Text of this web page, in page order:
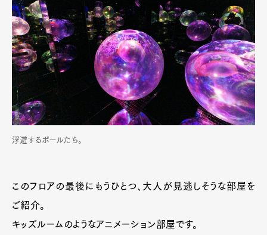
浮遊するボールたち。
このフロアの最後にもうひとつ、大人が見逃しそうな部屋を
ご紹介。
キッズルームのようなアニメーション部屋です。